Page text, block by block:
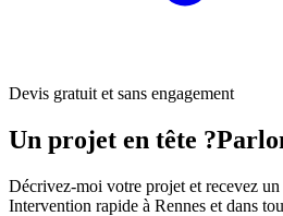
Devis gratuit et sans engagement
Un projet en tête ?
Décrivez-moi votre projet et recevez
Intervention rapide à Rennes et dans